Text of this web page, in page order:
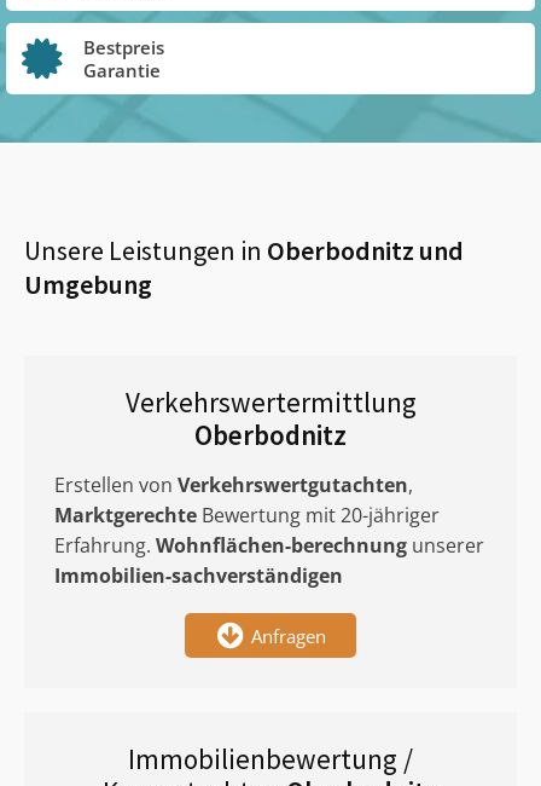
Bestpreis
Garantie
Unsere Leistungen in Oberbodnitz und
Umgebung
Verkehrswertermittlung
Oberbodnitz
Erstellen von Verkehrswertgutachten,
Marktgerechte Bewertung mit 20-jähriger
Erfahrung. Wohnflächen-berechnung unserer
Immobilien-sachverständigen
Anfragen
Immobilienbewertung /